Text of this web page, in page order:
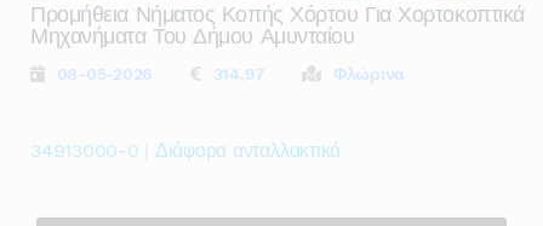
Προμήθεια Νήματος Κοπής Χόρτου Για Χορτοκοπτικά
Μηχανήματα Του Δήμου Αμυνταίου
08-05-2026 314,97 Φλώρινα
34913000-0 | Διάφορα ανταλλακτικά